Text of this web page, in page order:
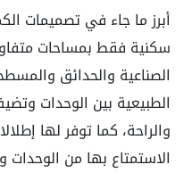
أبرز ما جاء في تصميمات
سكنية فقط بمساحات
الصناعية والحدائق
الطبيعية بين الوحدات
والراحة، كما توفر لها
الاستمتاع بها من